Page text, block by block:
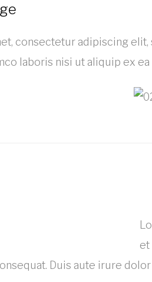
consectetur adipiscing
laboris nisi ut aliquip ex
et
Duis aute irure